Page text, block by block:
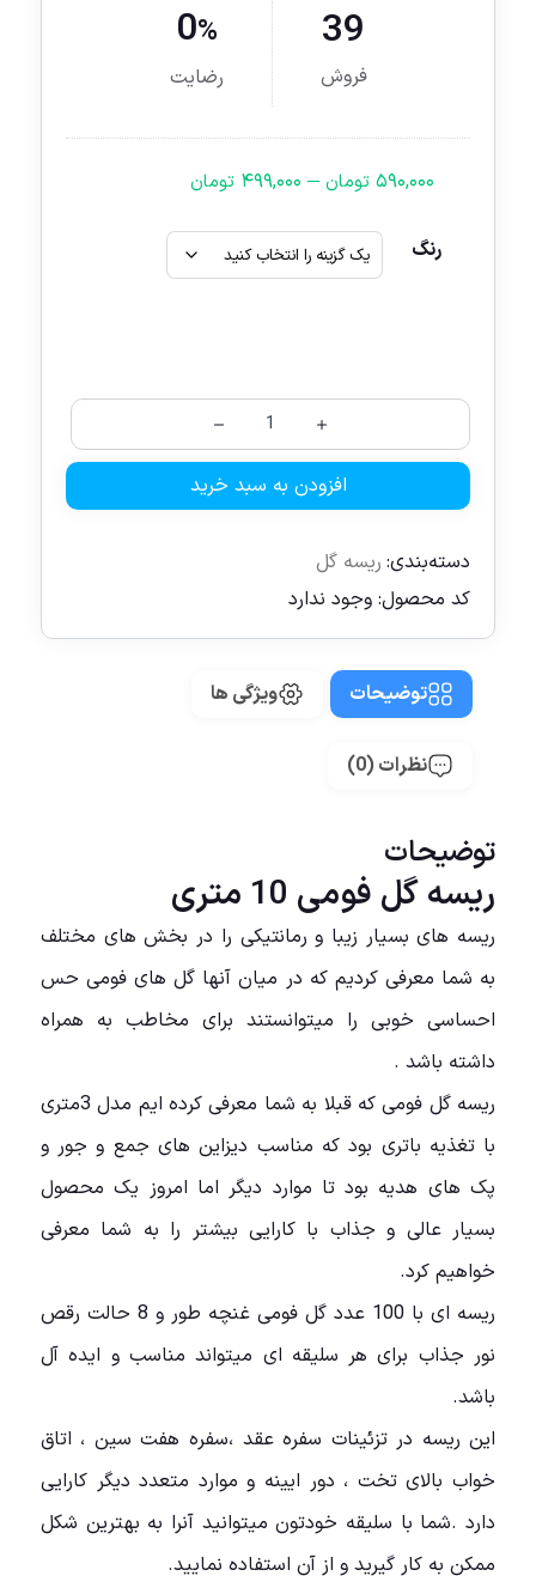
39
فروش
0%
رضایت
۵۹۰,۰۰۰ تومان – ۴۹۹,۰۰۰ تومان
رنگ
افزودن به سبد خرید
دسته‌بندی: ریسه گل
کد محصول: وجود ندارد
توضیحات ویژگی ها
نظرات (0)
توضیحات
ریسه گل فومی 10 متری
ریسه های بسیار زیبا و رمانتیکی را در بخش های مختلف
به شما معرفی کردیم که در میان آنها گل های فومی حس
احساسی خوبی را میتوانستند برای مخاطب به همراه
داشته باشد .
ریسه گل فومی که قبلا به شما معرفی کرده ایم مدل 3متری
با تغذیه باتری بود که مناسب دیزاین های جمع و جور و
پک های هدیه بود تا موارد دیگر اما امروز یک محصول
بسیار عالی و جذاب با کارایی بیشتر را به شما معرفی
خواهیم کرد.
ریسه ای با 100 عدد گل فومی غنچه طور و 8 حالت رقص
نور جذاب برای هر سلیقه ای میتواند مناسب و ایده آل
باشد.
این ریسه در تزئینات سفره عقد ،سفره هفت سین ، اتاق
خواب بالای تخت ، دور ایینه و موارد متعدد دیگر کارایی
دارد .شما با سلیقه خودتون میتوانید آنرا به بهترین شکل
ممکن به کار گیرید و از آن استفاده نمایید.